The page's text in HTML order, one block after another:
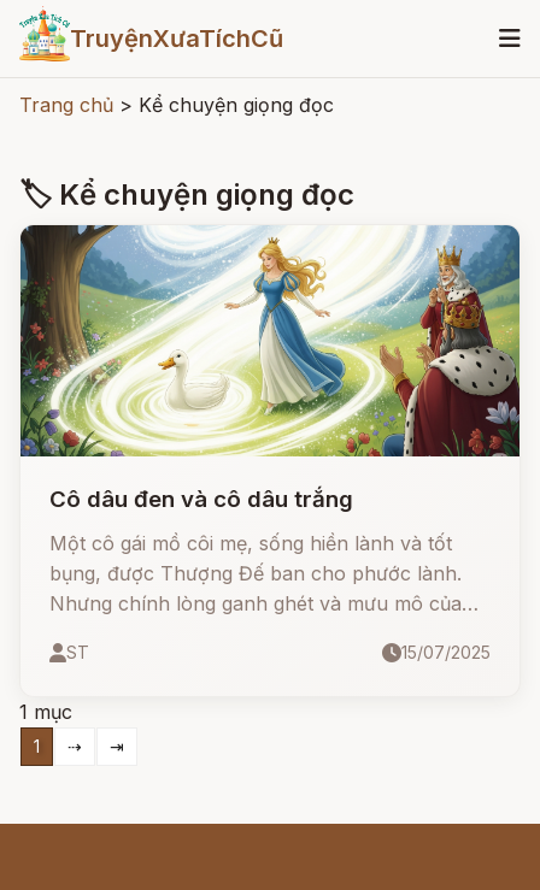
TruyệnXưaTíchCũ
Trang chủ > Kể chuyện giọng đọc
🏷 Kể chuyện giọng đọc
Cô dâu đen và cô dâu trắng
Một cô gái mồ côi mẹ, sống hiền lành và tốt
bụng, được Thượng Đế ban cho phước lành.
Nhưng chính lòng ganh ghét và mưu mô của
- bị tráo đổi, bị hại và tưởng chừng không bao
ST 15/07/2025
1 mục
1 ⇢ ⇥